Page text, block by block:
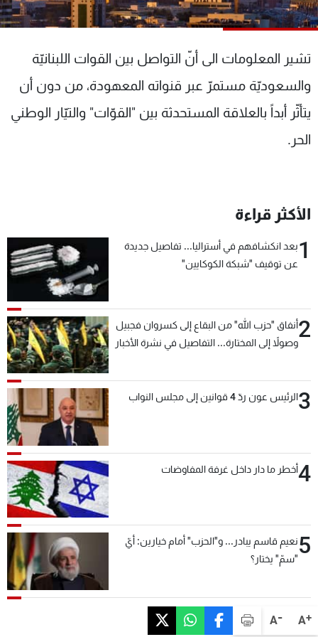
A+
A-
تشير المعلومات الى أنّ التواصل بين القوات اللبنانيّة
والسعوديّة مستمرّ عبر قنواته المعهودة، من دون أن
يتأثّر أبداً بالعلاقة المستحدثة بين "القوّات" والتيّار الوطني
الحر.
الأكثر قراءة
1بعد انكشافهم في أستراليا... تفاصيل جديدة
عن توقيف "شبكة الكوكايين"
2أنفاق "حزب الله" من البقاع إلى كسروان فجبيل
وصولاً إلى المختارة... التفاصيل في نشرة الأخبار
3الرئيس عون ردّ 4 قوانين إلى مجلس النواب
4أخطر ما دار داخل غرفة المفاوضات
5نعيم قاسم يبادر... و"الحزب" أمام خيارين: أيّ
"سمّ" يختار؟
شاهد البرامج
الترددات
عن MTV
الإنـتـاج
لاعلاناتكم
وظائف
تواصل معنا
شروط الإسـتخدام